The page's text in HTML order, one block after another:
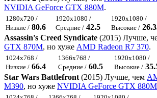
NVIDIA GeForce GTX 880M.
1280x720 /
Низкие / 80.6
1920x1080 /
Средние / 42.5
1920x1080 /
Высокие /
Assassin's Creed Syndicate (2015) Лучше,
GTX 870M, но хуже AMD Radeon R7 370.
1024x768 /
Низкие / 66.4
1366x768 /
Средние / 60.5
1920x1080 /
Высокие /
Star Wars Battlefront (2015) Лучше, чем
M390, но хуже NVIDIA GeForce GTX 880M